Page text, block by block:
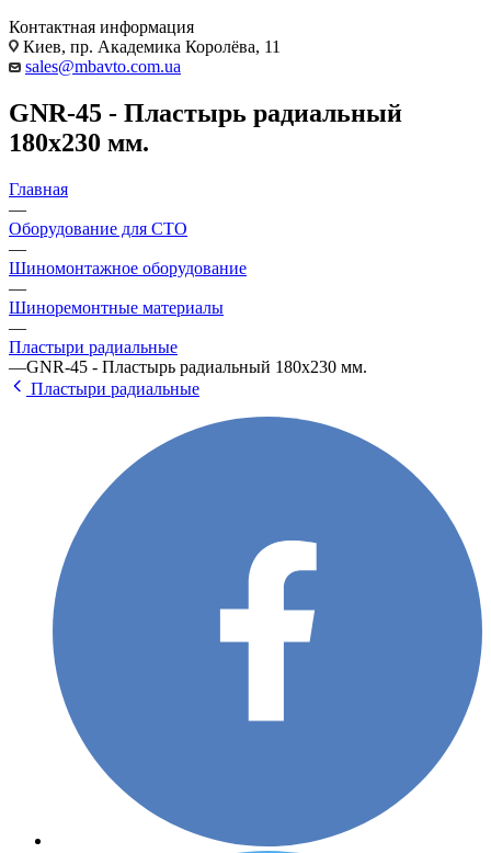
Контактная информация
Киев, пр. Академика Королёва, 11
sales@mbavto.com.ua
GNR-45 - Пластырь радиальный
180х230 мм.
Главная
—
Оборудование для СТО
—
Шиномонтажное оборудование
—
Шиноремонтные материалы
—
Пластыри радиальные
—GNR-45 - Пластырь радиальный 180х230 мм.
Пластыри радиальные